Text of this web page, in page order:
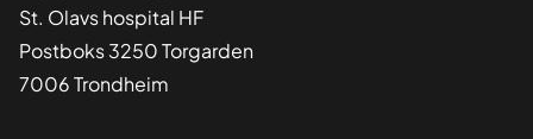
St. Olavs hospital HF
Postboks 3250 Torgarden
7006 Trondheim